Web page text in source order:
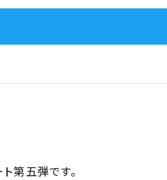
第五弾です。